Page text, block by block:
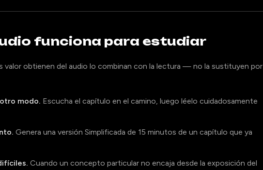
funciona para estudiar
valor obtienen del audio lo combinan con la lectura — no la sustituyen por
modo. Escucha el capítulo en el camino, luego léelo cuidadosamente
Genera una versión Simplificada de 15 minutos de un capítulo que ya
Cuando un concepto particular no encaja desde la exposición del